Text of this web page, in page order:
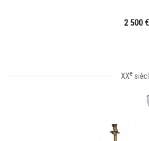
2 500 €
XXe